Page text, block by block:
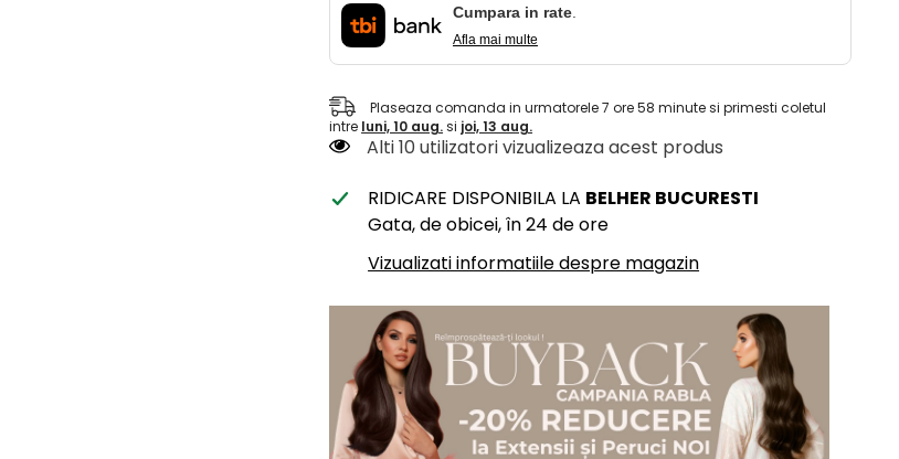
Cumpara in rate.
Afla mai multe
Plaseaza comanda in urmatorele7 ore58 minutesi primesti coletul
intre luni, 10 aug.si joi, 13 aug.
Alti 10 utilizatori vizualizeaza acest produs
RIDICARE DISPONIBILA LA BELHER BUCURESTI
Gata, de obicei, în 24 de ore
Vizualizati informatiile despre magazin